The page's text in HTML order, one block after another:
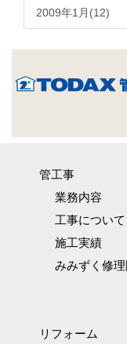
2009年1月(12)
管工事
業務内容
工事について
施工実績
みみずく修
リフォーム